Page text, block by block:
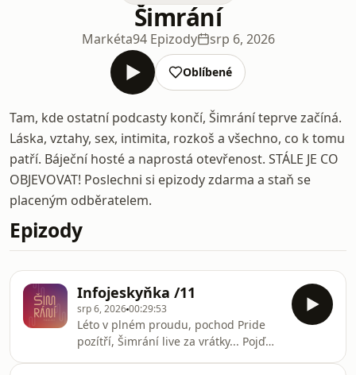
Šimrání
Markéta94 Epizody srp 6, 2026
Oblíbené
Tam, kde ostatní podcasty končí, Šimrání teprve začíná.
Láska, vztahy, sex, intimita, rozkoš a všechno, co k tomu
patří. Báječní hosté a naprostá otevřenost. STÁLE JE CO
OBJEVOVAT! Poslechni si epizody zdarma a staň se
placeným odběratelem.
Epizody
Infojeskyňka /11
srp 6, 202600:29:53
Léto v plném proudu, pochod Pride
pozítří, Šimrání live za vrátky... Pojďme